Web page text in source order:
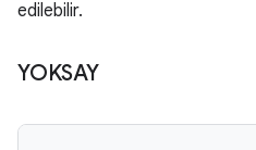
edilebilir.
YOKSAY